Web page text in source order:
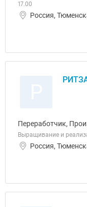
17.00
Россия,
Переработчик,
Выращивание и
Россия,